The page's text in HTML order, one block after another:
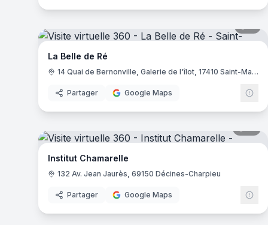
La Belle de Ré
14 Quai de Bernonville, Galerie de l'îlot, 17410 Saint-Martin-de-Ré
Partager Google Maps
Institut Chamarelle
132 Av. Jean Jaurès, 69150 Décines-Charpieu
Partager Google Maps